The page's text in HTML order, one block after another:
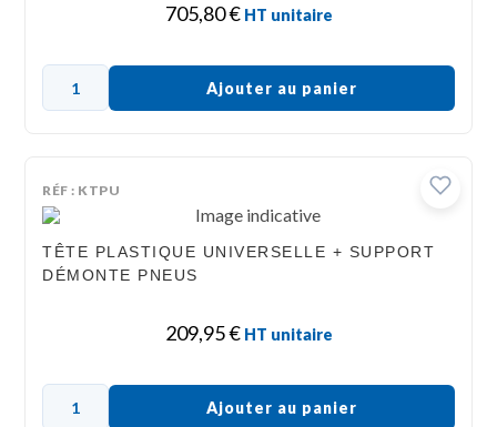
705,80€ HT unitaire
Ajouter au panier
RÉF : KTPU
TÊTE PLASTIQUE UNIVERSELLE + SUPPORT
DÉMONTE PNEUS
209,95€ HT unitaire
Ajouter au panier